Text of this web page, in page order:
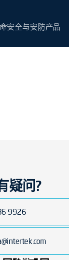
安全与安防产品
疑问?
9926